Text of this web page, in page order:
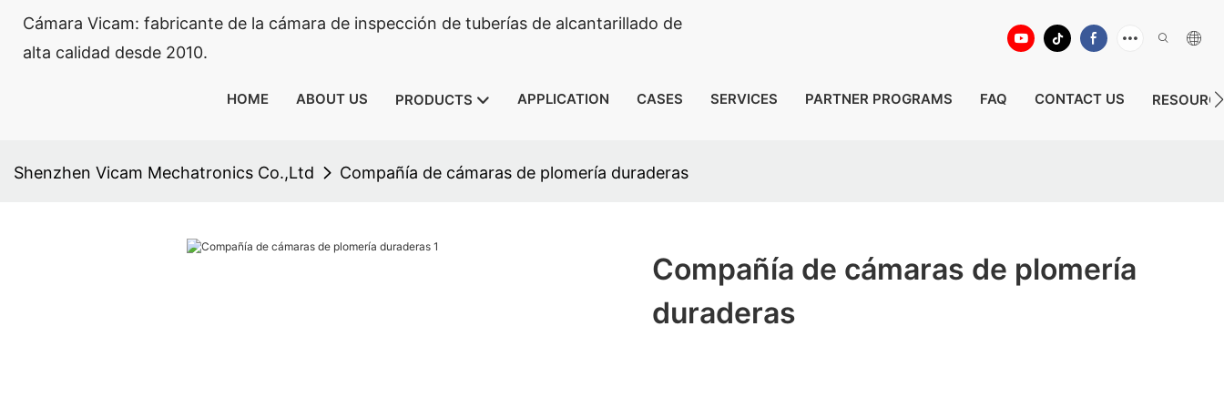
Cámara Vicam: fabricante de la cámara de inspección de tuberías de alcantarillado de
alta calidad desde 2010.
HOME ABOUT US PRODUCTS APPLICATION CASES SERVICES PARTNER PROGRAMS FAQ CONTACT US
Shenzhen Vicam Mechatronics Co.,Ltd Compañía de cámaras de plomería duraderas
Compañía de cámaras de plomería
duraderas